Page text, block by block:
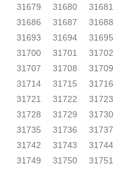
31679
31680 31681
31686
31687 31688
31693
31694 31695
31700
31701 31702
31707
31708 31709
31714
31715 31716
31721
31722 31723
31728
31729 31730
31735
31736 31737
31742
31743 31744
31749
31750 31751